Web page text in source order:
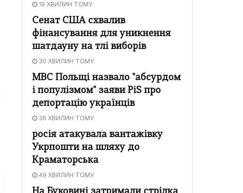
19 ХВИЛИН ТОМУ
Сенат США схвалив
фінансування для уникнення
шатдауну на тлі виборів
30 ХВИЛИН ТОМУ
МВС Польщі назвало "абсурдом
і популізмом" заяви PiS про
депортацію українців
36 ХВИЛИН ТОМУ
росія атакувала вантажівку
Укрпошти на шляху до
Краматорська
49 ХВИЛИН ТОМУ